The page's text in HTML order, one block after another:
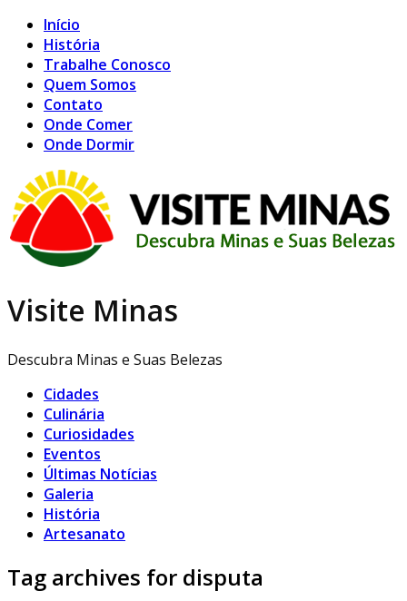
Início
História
Trabalhe Conosco
Quem Somos
Contato
Onde Comer
Onde Dormir
Visite Minas
Descubra Minas e Suas Belezas
Cidades
Culinária
Curiosidades
Eventos
Últimas Notícias
Galeria
História
Artesanato
Tag archives for disputa